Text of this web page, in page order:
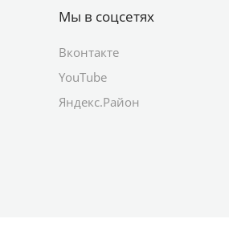
Мы в соцсетях
Вконтакте
YouTube
Яндекс.Район